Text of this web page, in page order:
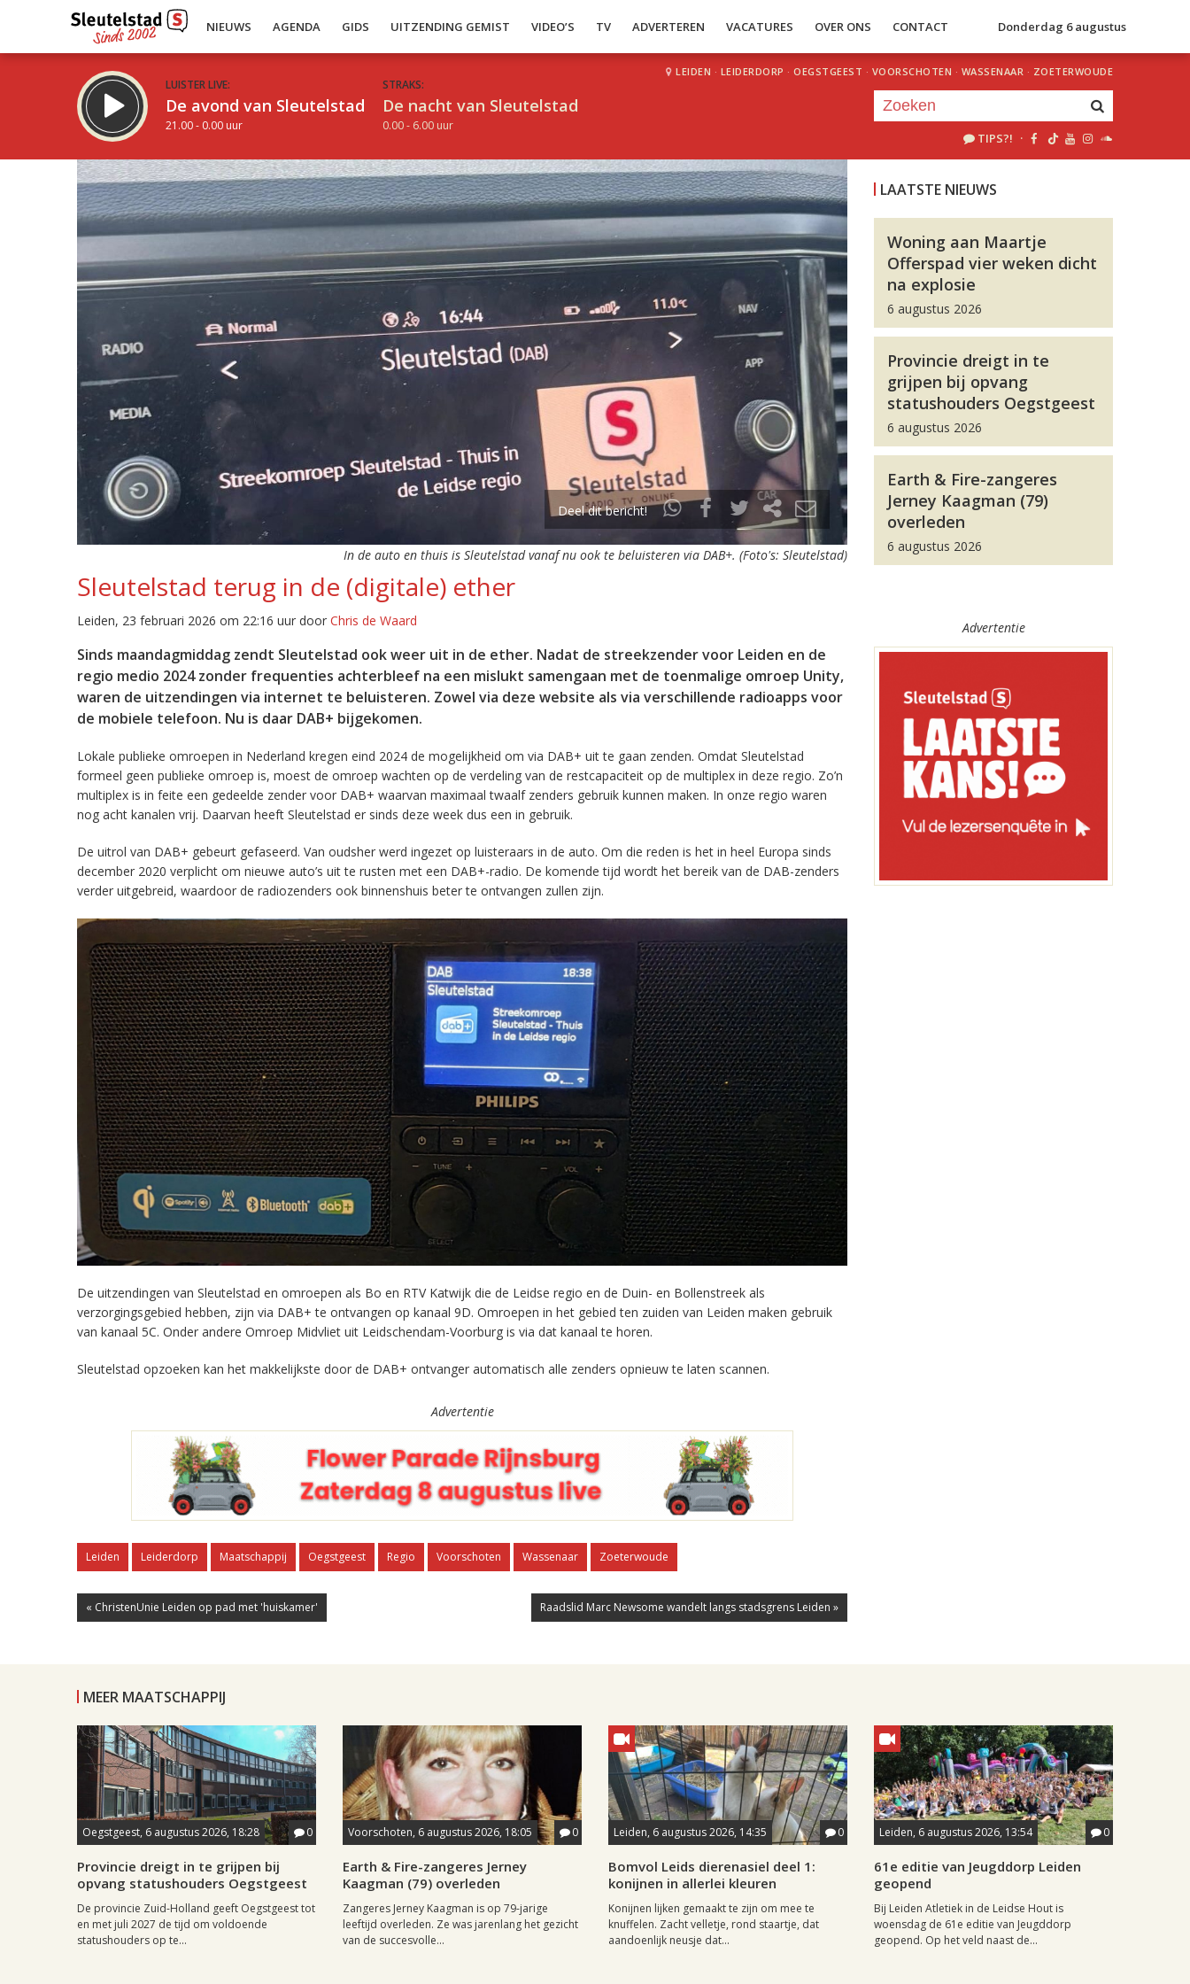
NIEUWS AGENDA GIDS UITZENDING GEMIST VIDEO’S TV ADVERTEREN VACATURES OVER ONS CONTACT Donderdag 6 augustus
LUISTER LIVE:
De avond van Sleutelstad
21.00 - 0.00 uur
STRAKS:
De nacht van Sleutelstad
0.00 - 6.00 uur
LEIDEN · LEIDERDORP · OEGSTGEEST · VOORSCHOTEN · WASSENAAR · ZOETERWOUDE
TIPS?! ·
Deel dit bericht!
In de auto en thuis is Sleutelstad vanaf nu ook te beluisteren via DAB+. (Foto's: Sleutelstad)
Sleutelstad terug in de (digitale) ether
Leiden, 23 februari 2026 om 22:16 uur door Chris de Waard
Sinds maandagmiddag zendt Sleutelstad ook weer uit in de ether. Nadat de streekzender voor Leiden en de
regio medio 2024 zonder frequenties achterbleef na een mislukt samengaan met de toenmalige omroep Unity,
waren de uitzendingen via internet te beluisteren. Zowel via deze website als via verschillende radioapps voor
de mobiele telefoon. Nu is daar DAB+ bijgekomen.
Lokale publieke omroepen in Nederland kregen eind 2024 de mogelijkheid om via DAB+ uit te gaan zenden. Omdat Sleutelstad
formeel geen publieke omroep is, moest de omroep wachten op de verdeling van de restcapaciteit op de multiplex in deze regio. Zo’n
multiplex is in feite een gedeelde zender voor DAB+ waarvan maximaal twaalf zenders gebruik kunnen maken. In onze regio waren
nog acht kanalen vrij. Daarvan heeft Sleutelstad er sinds deze week dus een in gebruik.
De uitrol van DAB+ gebeurt gefaseerd. Van oudsher werd ingezet op luisteraars in de auto. Om die reden is het in heel Europa sinds
december 2020 verplicht om nieuwe auto’s uit te rusten met een DAB+-radio. De komende tijd wordt het bereik van de DAB-zenders
verder uitgebreid, waardoor de radiozenders ook binnenshuis beter te ontvangen zullen zijn.
De uitzendingen van Sleutelstad en omroepen als Bo en RTV Katwijk die de Leidse regio en de Duin- en Bollenstreek als
verzorgingsgebied hebben, zijn via DAB+ te ontvangen op kanaal 9D. Omroepen in het gebied ten zuiden van Leiden maken gebruik
van kanaal 5C. Onder andere Omroep Midvliet uit Leidschendam-Voorburg is via dat kanaal te horen.
Sleutelstad opzoeken kan het makkelijkste door de DAB+ ontvanger automatisch alle zenders opnieuw te laten scannen.
Advertentie
Leiden Leiderdorp Maatschappij Oegstgeest Regio Voorschoten Wassenaar Zoeterwoude
« ChristenUnie Leiden op pad met 'huiskamer' Raadslid Marc Newsome wandelt langs stadsgrens Leiden »
LAATSTE NIEUWS
Woning aan Maartje
Offerspad vier weken dicht
na explosie
6 augustus 2026
Provincie dreigt in te
grijpen bij opvang
statushouders Oegstgeest
6 augustus 2026
Earth & Fire-zangeres
Jerney Kaagman (79)
overleden
6 augustus 2026
Advertentie
MEER MAATSCHAPPIJ
Oegstgeest, 6 augustus 2026, 18:28 0
Provincie dreigt in te grijpen bij
opvang statushouders Oegstgeest
De provincie Zuid-Holland geeft Oegstgeest tot
en met juli 2027 de tijd om voldoende
statushouders op te...
Voorschoten, 6 augustus 2026, 18:05 0
Earth & Fire-zangeres Jerney
Kaagman (79) overleden
Zangeres Jerney Kaagman is op 79-jarige
leeftijd overleden. Ze was jarenlang het gezicht
van de succesvolle...
Leiden, 6 augustus 2026, 14:35 0
Bomvol Leids dierenasiel deel 1:
konijnen in allerlei kleuren
Konijnen lijken gemaakt te zijn om mee te
knuffelen. Zacht velletje, rond staartje, dat
aandoenlijk neusje dat...
Leiden, 6 augustus 2026, 13:54 0
61e editie van Jeugddorp Leiden
geopend
Bij Leiden Atletiek in de Leidse Hout is
woensdag de 61e editie van Jeugddorp
geopend. Op het veld naast de...